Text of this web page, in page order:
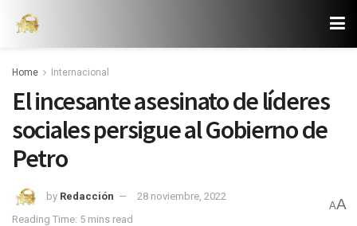
Home Internacional
El incesante asesinato de líderes
sociales persigue al Gobierno de
Petro
by Redacción
28 noviembre, 2022
Reading Time: 5 mins read
AA